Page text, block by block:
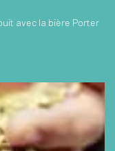
avec la bière Porter